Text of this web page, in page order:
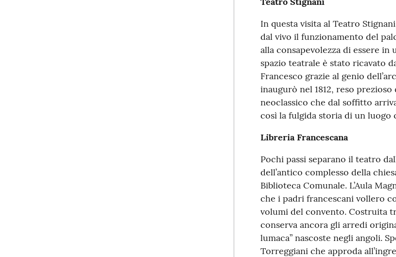
In questa visita al Teatro
dal vivo il funzionamento del
alla consapevolezza di essere
spazio teatrale è stato ricavato
Francesco grazie al genio
inaugurò nel 1812, reso
neoclassico che dal soffitto
così la fulgida storia di un luogo
Libreria Francescana
Pochi passi separano il teatro
dell’antico complesso della
Biblioteca Comunale. L’Aula
che i padri francescani vollero
volumi del convento. Costruita
conserva ancora gli arredi
lumaca” nascoste negli angoli.
Torreggiani che approda